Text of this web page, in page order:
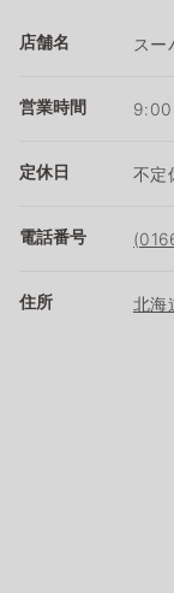
店舗名 スー
営業時間
定休日 不定
電話番号
住所 北海